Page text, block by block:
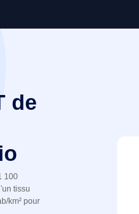
de
100
tissu
km² pour